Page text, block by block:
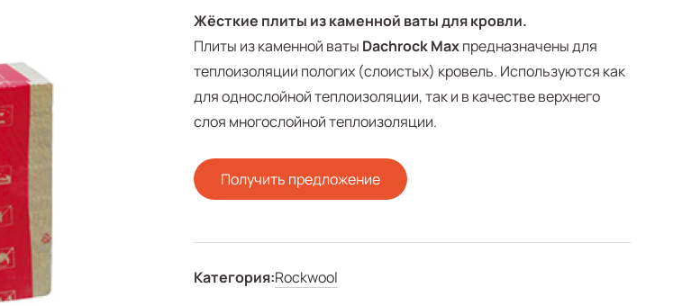
Жёсткие плиты из каменной ваты для кровли.
Плиты из каменной ваты Dachrock Maxпредназначены для
теплоизоляции пологих (слоистых) кровель. Используются как
для однослойной теплоизоляции, так и в качестве верхнего
слоя многослойной теплоизоляции.
Получить предложение
Категория:Rockwool